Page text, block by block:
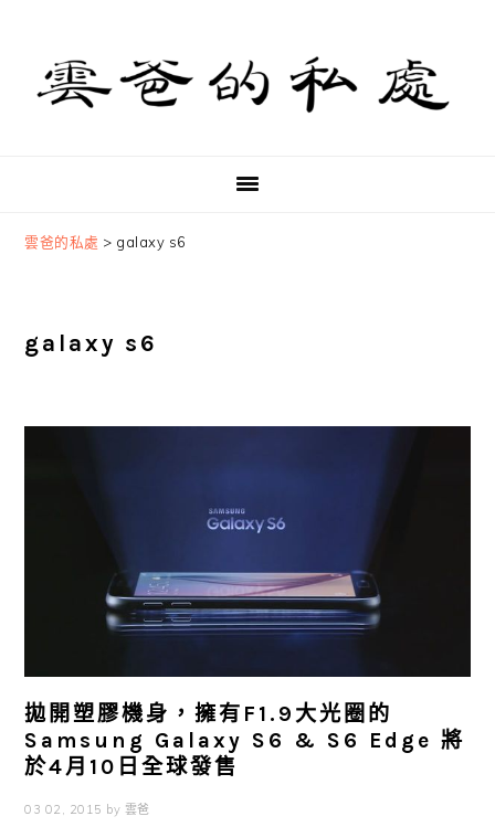
primary
navigation
content
primary
sidebar
雲爸的私處 > galaxy s6
galaxy s6
拋開塑膠機身，擁有F1.9大光圈的
Samsung Galaxy S6 & S6 Edge 將
於4月10日全球發售
03 02, 2015 by 雲爸